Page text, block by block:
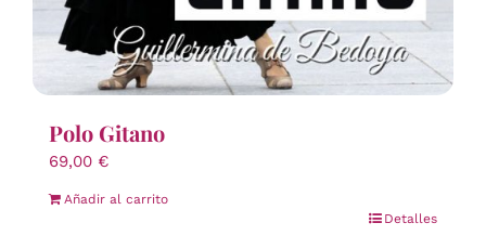
Polo Gitano
69,00 €
Añadir al carrito
Detalles